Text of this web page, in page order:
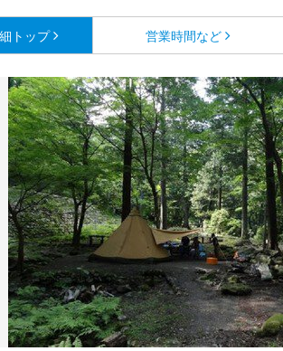
トップ 営業時間など